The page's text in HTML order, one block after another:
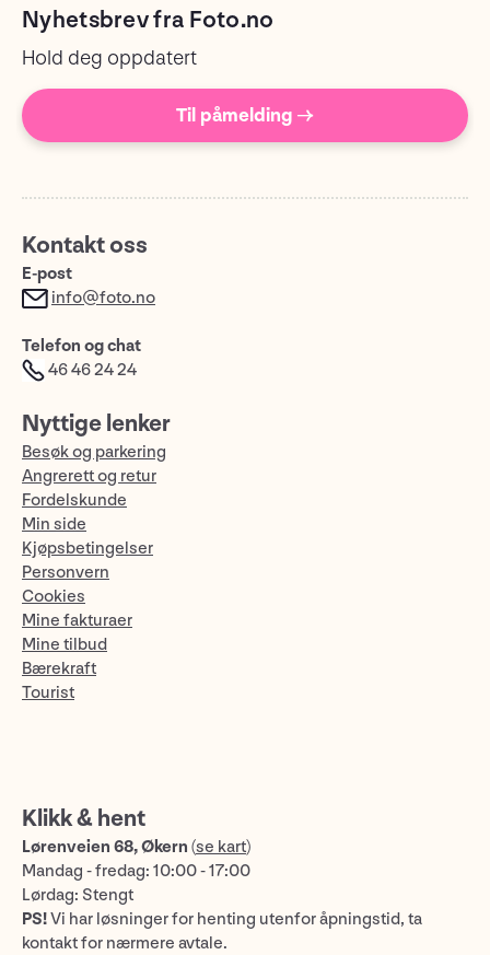
Nyhetsbrev fra Foto.no
Hold deg oppdatert
Til påmelding →
Kontakt oss
E-post
info@foto.no
Telefon og chat
46 46 24 24
Nyttige lenker
Besøk og parkering
Angrerett og retur
Fordelskunde
Min side
Kjøpsbetingelser
Personvern
Cookies
Mine fakturaer
Mine tilbud
Bærekraft
Tourist
Klikk & hent
Lørenveien 68, Økern (se kart)
Mandag - fredag: 10:00 - 17:00
Lørdag: Stengt
PS!Vi har løsninger for henting utenfor åpningstid, ta
kontakt for nærmere avtale.